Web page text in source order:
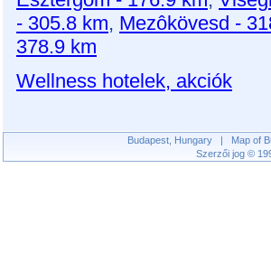
- 305.8 km, Mezôkövesd -
378.9 km
Wellness hotelek, akciók
Budapest, Hungary| Map of
Szerzői jog ©